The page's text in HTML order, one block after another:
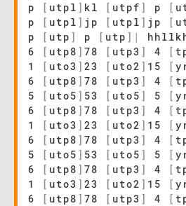
p
[ utpl ] kl [ utpf ] p [
p
[ utpl ] jp [ utpl ] jp [
p
[ utp ] p [ utp ] |
6
[ utp8 ] 78 [ utp3 ] 4 [
1
[ uto3 ] 23 [ uto2 ] 15 [
6
[ utp8 ] 78 [ utp3 ] 4 [
5
[ uto5 ] 53 [ uto5 ] 5 [
6
[ utp8 ] 78 [ utp3 ] 4 [
1
[ uto3 ] 23 [ uto2 ] 15 [
6
[ utp8 ] 78 [ utp3 ] 4 [
5
[ uto5 ] 53 [ uto5 ] 5 [
6
[ utp8 ] 78 [ utp3 ] 4 [
1
[ uto3 ] 23 [ uto2 ] 15 [
6
[ utp8 ] 78 [ utp3 ] 4 [